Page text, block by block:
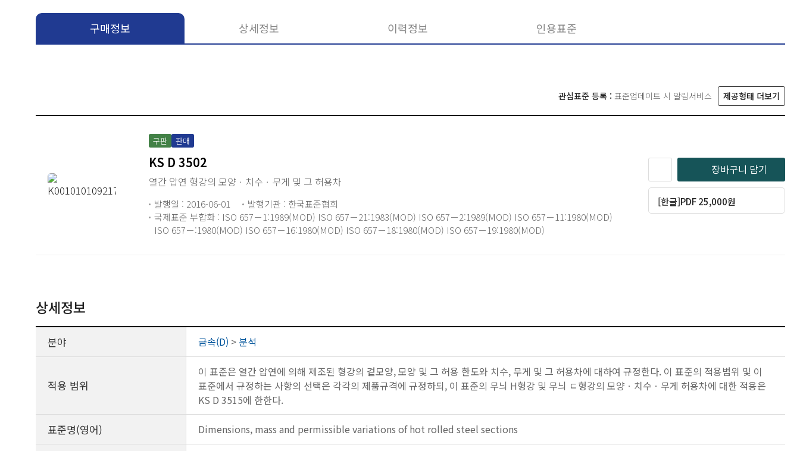
구매정보 상세정보 이력정보 인용표준
관심표준 등록 : 표준업데이트 시 알림서비스 제공형태 더보기
구판 판매
KS D 3502
열간 압연 형강의 모양ㆍ치수ㆍ무게 및 그 허용차
발행일 : 2016-06-01
발행기관 : 한국표준협회
국제표준 부합화 : ISO 657－1:1989(MOD) ISO 657－21:1983(MOD) ISO 657－2:1989(MOD) ISO 657－11:1980(MOD)
ISO 657－:1980(MOD) ISO 657－16:1980(MOD) ISO 657－18:1980(MOD) ISO 657－19:1980(MOD)
장바구니 담기
[한글]PDF 25,000원
상세정보
분야 금속(D) > 분석
적용 범위
이 표준은 열간 압연에 의해 제조된 형강의 겉모양, 모양 및 그 허용 한도와 치수, 무게 및 그 허용차에 대하여 규정한다. 이 표준의 적용범위 및 이
표준에서 규정하는 사항의 선택은 각각의 제품규격에 규정하되, 이 표준의 무늬 H형강 및 무늬 ㄷ형강의 모양ㆍ치수ㆍ무게 허용차에 대한 적용은
KS D 3515에 한한다.
표준명(영어) Dimensions, mass and permissible variations of hot rolled steel sections